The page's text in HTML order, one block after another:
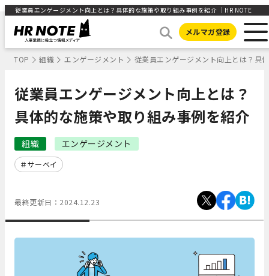
従業員エンゲージメント向上とは？具体的な施策や取り組み事例を紹介 ｜HR NOTE
メルマガ登録
TOP 組織 エンゲージメント 従業員エンゲージメント向上とは？具
従業員エンゲージメント向上とは？
具体的な施策や取り組み事例を紹介
組織 エンゲージメント
サーベイ
最終更新日： 2024.12.23